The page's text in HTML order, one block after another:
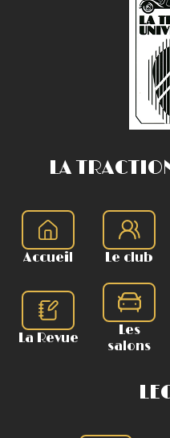
LA
Accueil Le club
La Revue
Les
salons